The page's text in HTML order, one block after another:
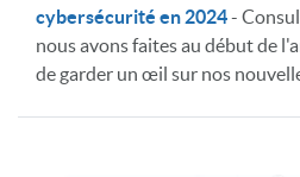
cybersécurité en 2024-
nous avons faites au début de
de garder un œil sur nos